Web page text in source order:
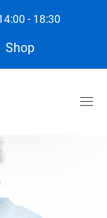
- 18:30
Shop